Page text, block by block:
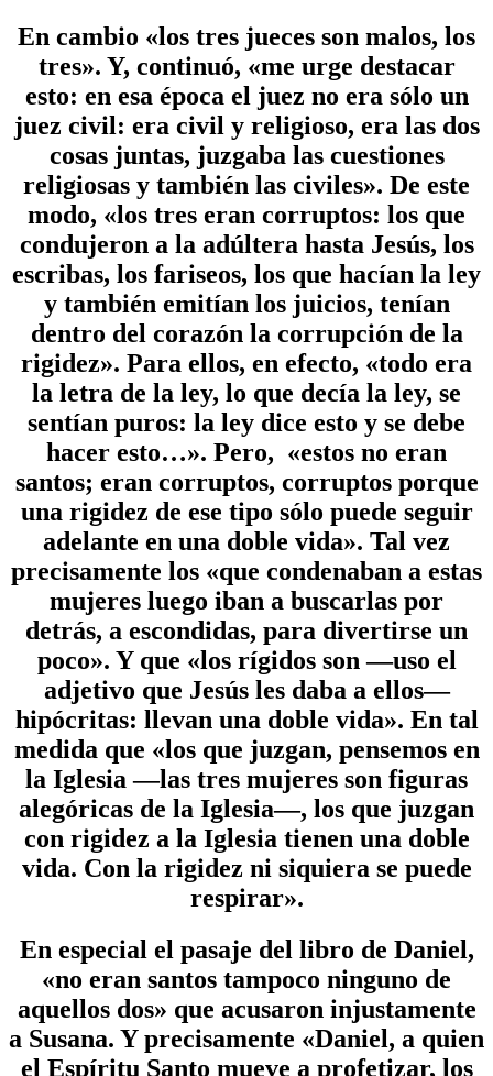
En cambio «los tres jueces son malos, los
tres». Y, continuó, «me urge destacar
esto: en esa época el juez no era sólo un
juez civil: era civil y religioso, era las dos
cosas juntas, juzgaba las cuestiones
religiosas y también las civiles». De este
modo, «los tres eran corruptos: los que
condujeron a la adúltera hasta Jesús, los
escribas, los fariseos, los que hacían la ley
y también emitían los juicios, tenían
dentro del corazón la corrupción de la
rigidez». Para ellos, en efecto, «todo era
la letra de la ley, lo que decía la ley, se
sentían puros: la ley dice esto y se debe
hacer esto…». Pero, «estos no eran
santos; eran corruptos, corruptos porque
una rigidez de ese tipo sólo puede seguir
adelante en una doble vida». Tal vez
precisamente los «que condenaban a estas
mujeres luego iban a buscarlas por
detrás, a escondidas, para divertirse un
poco». Y que «los rígidos son —uso el
adjetivo que Jesús les daba a ellos—
hipócritas: llevan una doble vida». En tal
medida que «los que juzgan, pensemos en
la Iglesia —las tres mujeres son figuras
alegóricas de la Iglesia—, los que juzgan
con rigidez a la Iglesia tienen una doble
vida. Con la rigidez ni siquiera se puede
respirar».
En especial el pasaje del libro de Daniel,
«no eran santos tampoco ninguno de
aquellos dos» que acusaron injustamente
a Susana. Y precisamente «Daniel, a quien
el Espíritu Santo mueve a profetizar, los